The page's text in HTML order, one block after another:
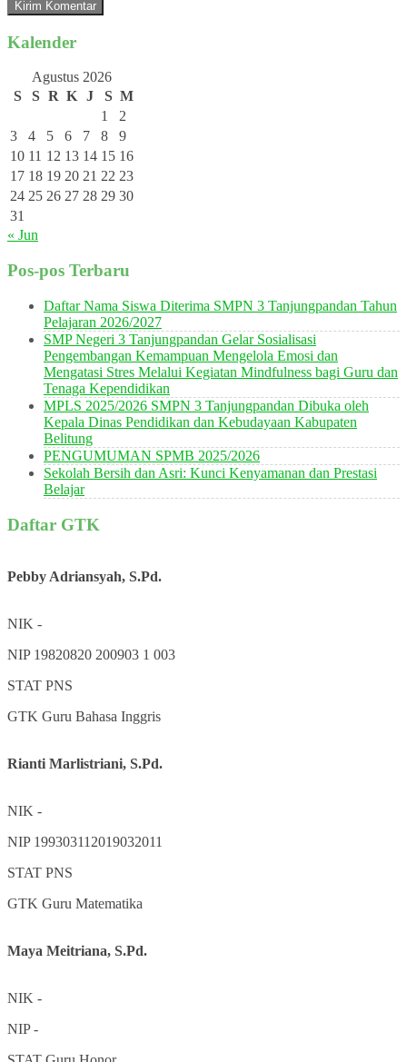
Kalender
Agustus 2026
S
S R K J S M
1
2
3
4 5 6 7 8
9
10 11 12 13 14 15 16
17 18 19 20 21 22 23
24 25 26 27 28 29 30
31
« Jun
Pos-pos Terbaru
Daftar Nama Siswa Diterima SMPN 3 Tanjungpandan Tahun
Pelajaran 2026/2027
SMP Negeri 3 Tanjungpandan Gelar Sosialisasi
Pengembangan Kemampuan Mengelola Emosi dan
Mengatasi Stres Melalui Kegiatan Mindfulness bagi Guru dan
Tenaga Kependidikan
MPLS 2025/2026 SMPN 3 Tanjungpandan Dibuka oleh
Kepala Dinas Pendidikan dan Kebudayaan Kabupaten
Belitung
PENGUMUMAN SPMB 2025/2026
Sekolah Bersih dan Asri: Kunci Kenyamanan dan Prestasi
Belajar
Daftar GTK
Pebby Adriansyah, S.Pd.
NIK -
NIP 19820820 200903 1 003
STAT PNS
GTK Guru Bahasa Inggris
Rianti Marlistriani, S.Pd.
NIK -
NIP 199303112019032011
STAT PNS
GTK Guru Matematika
Maya Meitriana, S.Pd.
NIK -
NIP-